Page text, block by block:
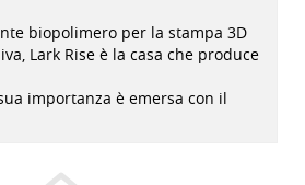
biopolimero per la stampa 3D
Lark Rise è la casa che produce
importanza è emersa con il